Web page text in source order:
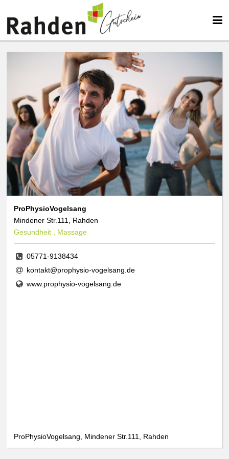
ProPhysioVogelsang
Mindener Str.111, Rahden
Gesundheit , Massage
05771-9138434
kontakt@prophysio-vogelsang.de
www.prophysio-vogelsang.de
ProPhysioVogelsang, Mindener Str.111, Rahden